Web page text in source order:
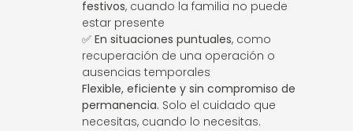
festivos, cuando la familia no puede
estar presente
✅ En situaciones puntuales, como
recuperación de una operación o
ausencias temporales
Flexible, eficiente y sin compromiso de
permanencia. Solo el cuidado que
necesitas, cuando lo necesitas.